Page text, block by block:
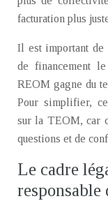
facturation plus
Il est important de
de financement
REOM gagne du
Pour simplifier,
sur la TEOM, car
questions et de
Le cadre
responsable